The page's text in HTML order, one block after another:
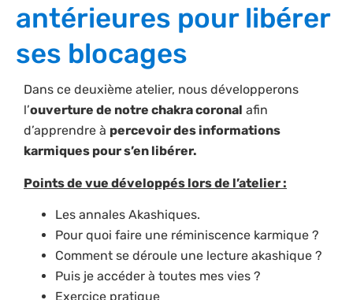
antérieures pour libérer
ses blocages
Dans ce deuxième atelier, nous développerons
l’ouverture de notre chakra coronal afin
d’apprendre à percevoir des informations
karmiques pour s’en libérer.
Points de vue développés lors de l’atelier :
Les annales Akashiques.
Pour quoi faire une réminiscence karmique ?
Comment se déroule une lecture akashique ?
Puis je accéder à toutes mes vies ?
Exercice pratique